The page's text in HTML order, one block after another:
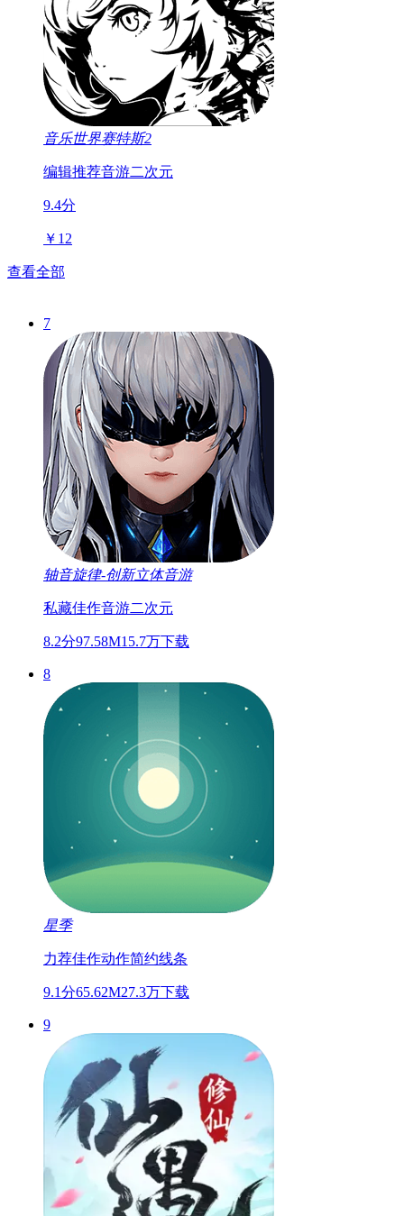
音乐世界赛特斯2
编辑推荐音游二次元
9.4分
￥12
查看全部
7
轴音旋律-创新立体音游
私藏佳作音游二次元
8.2分97.58M15.7万下载
8
星季
力荐佳作动作简约线条
9.1分65.62M27.3万下载
9